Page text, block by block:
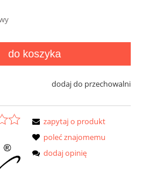
do koszyka
dodaj do przechowalni
zapytaj o produkt
poleć znajomemu
dodaj opinię